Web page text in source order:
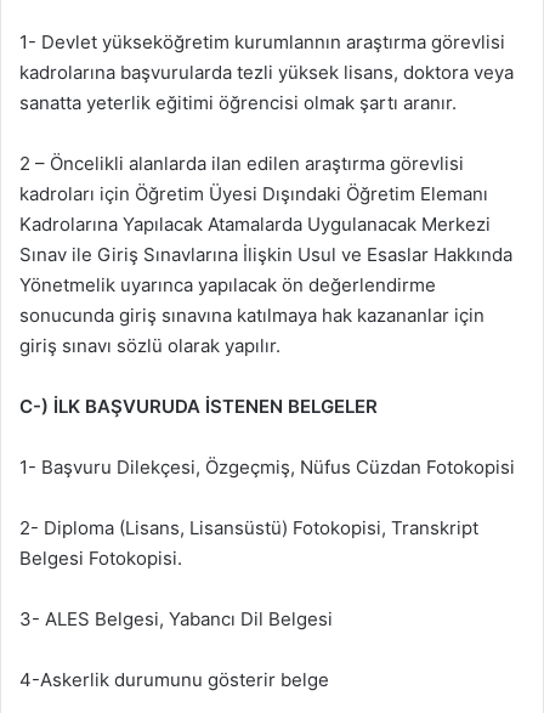
1- Devlet yükseköğretim kurumlannın araştırma görevlisi
kadrolarına başvurularda tezli yüksek lisans, doktora veya
sanatta yeterlik eğitimi öğrencisi olmak şartı aranır.
2 – Öncelikli alanlarda ilan edilen araştırma görevlisi
kadroları için Öğretim Üyesi Dışındaki Öğretim Elemanı
Kadrolarına Yapılacak Atamalarda Uygulanacak Merkezi
Sınav ile Giriş Sınavlarına İlişkin Usul ve Esaslar Hakkında
Yönetmelik uyarınca yapılacak ön değerlendirme
sonucunda giriş sınavına katılmaya hak kazananlar için
giriş sınavı sözlü olarak yapılır.
C-) İLK BAŞVURUDA İSTENEN BELGELER
1- Başvuru Dilekçesi, Özgeçmiş, Nüfus Cüzdan Fotokopisi
2- Diploma (Lisans, Lisansüstü) Fotokopisi, Transkript
Belgesi Fotokopisi.
3- ALES Belgesi, Yabancı Dil Belgesi
4-Askerlik durumunu gösterir belge